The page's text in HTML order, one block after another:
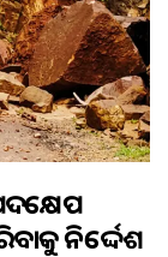
ନିର୍ଦ୍ଦେଶ